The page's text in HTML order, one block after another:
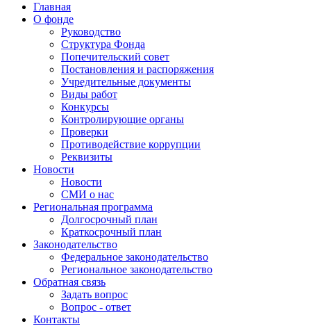
Главная
О фонде
Руководство
Структура Фонда
Попечительский совет
Постановления и распоряжения
Учредительные документы
Виды работ
Конкурсы
Контролирующие органы
Проверки
Противодействие коррупции
Реквизиты
Новости
Новости
СМИ о нас
Региональная программа
Долгосрочный план
Краткосрочный план
Законодательство
Федеральное законодательство
Региональное законодательство
Обратная связь
Задать вопрос
Вопрос - ответ
Контакты